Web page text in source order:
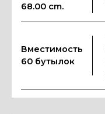
68.00 cm.
Вместимость
60 бутылок